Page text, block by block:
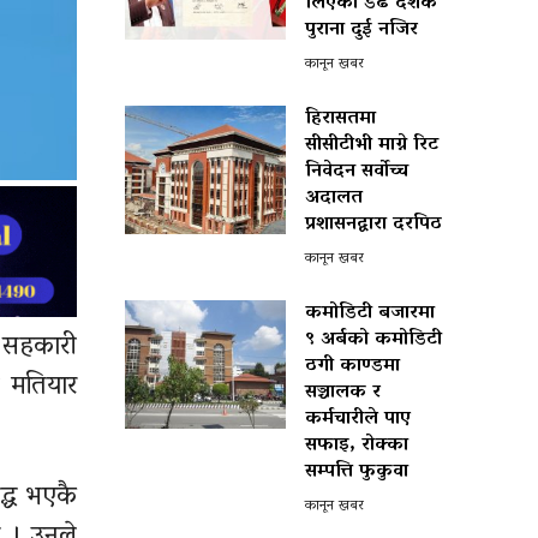
भएकै
पुराना दुई नजिर
कानून खबर
हिरासतमा
सीसीटीभी माग्ने रिट
निवेदन सर्वोच्च
अदालत
प्रशासनद्वारा दरपिठ
कानून खबर
कमोडिटी बजारमा
९ अर्बको कमोडिटी
ठगी काण्डमा
सञ्चालक र
कर्मचारीले पाए
सफाइ, रोक्का
सम्पत्ति फुकुवा
कानून खबर